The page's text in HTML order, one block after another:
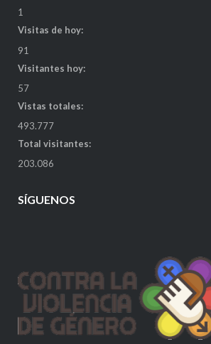
1
Visitas de hoy:
91
Visitantes hoy:
57
Vistas totales:
493.777
Total visitantes:
203.086
SÍGUENOS